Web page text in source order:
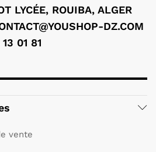
LYCÉE, ROUIBA, ALGER
DZ.COM
01 81
vente